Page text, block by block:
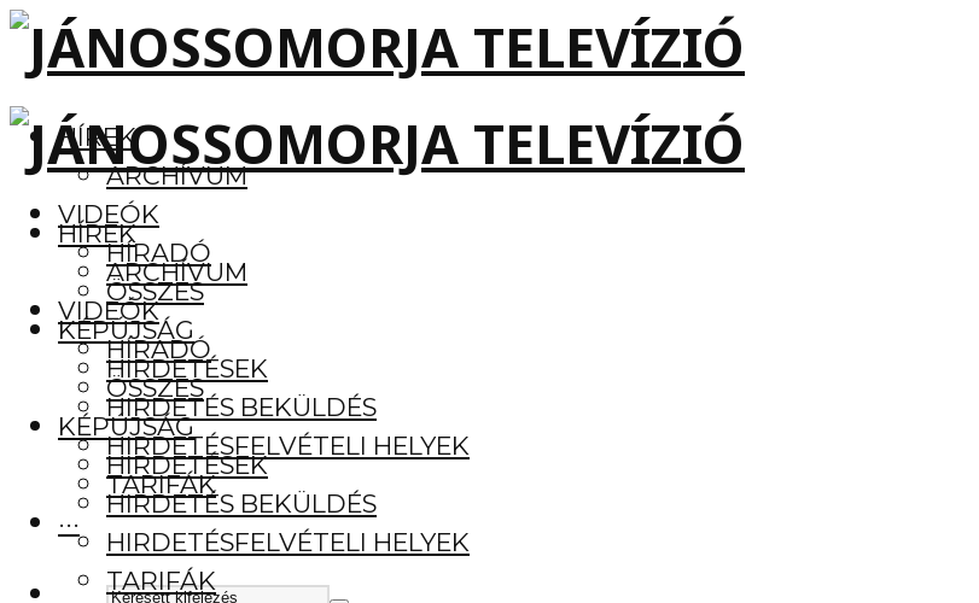
HÍREK
ARCHÍVUM
VIDEÓK
HÍRADÓ
ÖSSZES
KÉPÚJSÁG
HIRDETÉSEK
HIRDETÉS BEKÜLDÉS
HIRDETÉSFELVÉTELI HELYEK
TARIFÁK
···
HÍREK
ARCHÍVUM
VIDEÓK
HÍRADÓ
ÖSSZES
KÉPÚJSÁG
HIRDETÉSEK
HIRDETÉS BEKÜLDÉS
HIRDETÉSFELVÉTELI HELYEK
TARIFÁK